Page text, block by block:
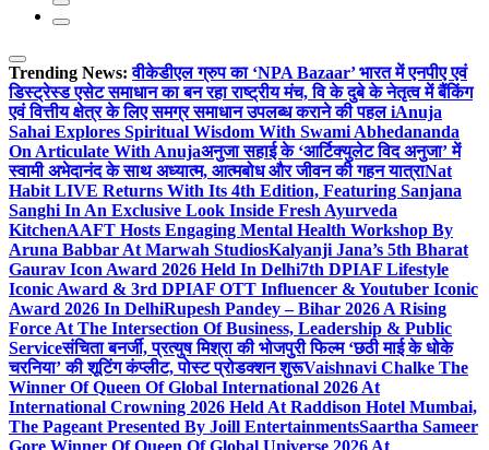
Trending News: वीकेडीएल ग्रुप का ‘NPA Bazaar’ भारत में एनपीए एवं
डिस्ट्रेस्ड एसेट समाधान का बन रहा राष्ट्रीय मंच, वि के दुबे के नेतृत्व में बैंकिंग
एवं वित्तीय क्षेत्र के लिए समग्र समाधान उपलब्ध कराने की पहल iAnuja
Sahai Explores Spiritual Wisdom With Swami Abhedananda
On Articulate With Anujaअनुजा सहाई के ‘आर्टिक्युलेट विद अनुजा’ में
स्वामी अभेदानंद के साथ अध्यात्म, आत्मबोध और जीवन की गहन यात्राNat
Habit LIVE Returns With Its 4th Edition, Featuring Sanjana
Sanghi In An Exclusive Look Inside Fresh Ayurveda
KitchenAAFT Hosts Engaging Mental Health Workshop By
Aruna Babbar At Marwah StudiosKalyanji Jana’s 5th Bharat
Gaurav Icon Award 2026 Held In Delhi7th DPIAF Lifestyle
Iconic Award & 3rd DPIAF OTT Influencer & Youtuber Iconic
Award 2026 In DelhiRupesh Pandey – Bihar 2026 A Rising
Force At The Intersection Of Business, Leadership & Public
Serviceसंचिता बनर्जी, प्रत्युष मिश्रा की भोजपुरी फिल्म ‘छठी माई के धोके
चरनिया’ की शूटिंग कंप्लीट, पोस्ट प्रोडक्शन शुरूVaishnavi Chalke The
Winner Of Queen Of Global International 2026 At
International Crowning 2026 Held At Raddison Hotel Mumbai,
The Pageant Presented By Joill EntertainmentsSaartha Sameer